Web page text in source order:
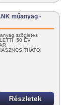
műanyag -
szögletes
50 ÉV
Részletek